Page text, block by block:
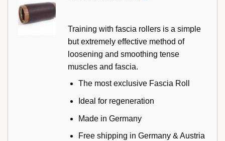
Training with fascia rollers is a simple
but extremely effective method of
loosening and smoothing tense
muscles and fascia.
The most exclusive Fascia Roll
Ideal for regeneration
Made in Germany
Free shipping in Germany & Austria